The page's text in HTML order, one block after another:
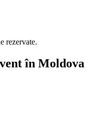
rezervate.
în Moldova